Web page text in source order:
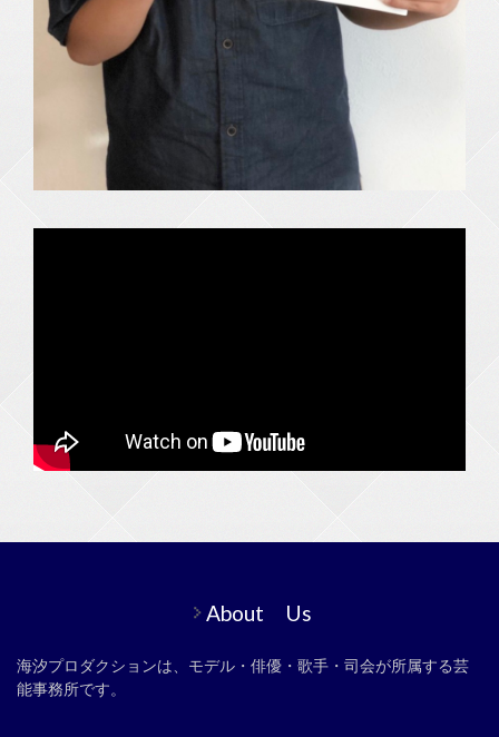
About Us
海汐プロダクションは、モデル・俳優・歌手・司会が所属する芸
能事務所です。